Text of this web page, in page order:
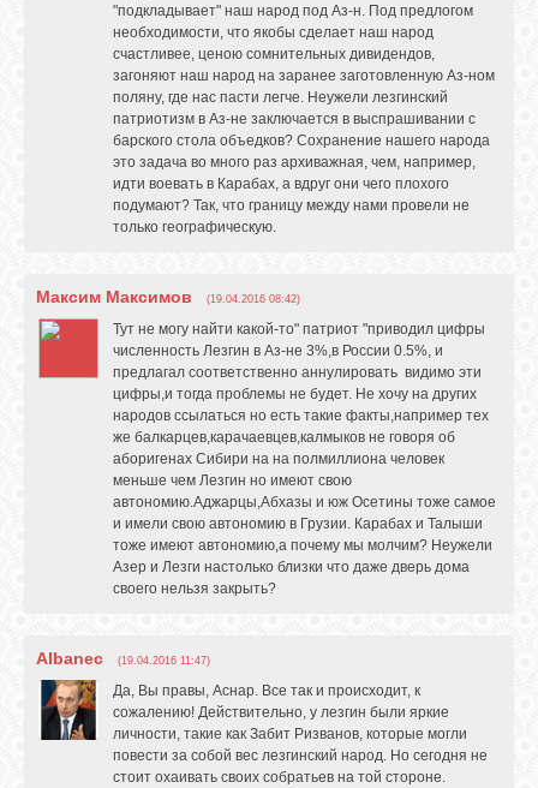
"подкладывает" наш народ под Аз-н. Под предлогом
необходимости, что якобы сделает наш народ
счастливее, ценою сомнительных дивидендов,
загоняют наш народ на заранее заготовленную Аз-ном
поляну, где нас пасти легче. Неужели лезгинский
патриотизм в Аз-не заключается в выспрашивании с
барского стола объедков? Сохранение нашего народа
это задача во много раз архиважная, чем, например,
идти воевать в Карабах, а вдруг они чего плохого
подумают? Так, что границу между нами провели не
только географическую.
Максим Максимов (19.04.2016 08:42)
Тут не могу найти какой-то" патриот "приводил цифры
численность Лезгин в Аз-не 3%,в России 0.5%, и
предлагал соответственно аннулировать видимо эти
цифры,и тогда проблемы не будет. Не хочу на других
народов ссылаться но есть такие факты,например тех
же балкарцев,карачаевцев,калмыков не говоря об
аборигенах Сибири на на полмиллиона человек
меньше чем Лезгин но имеют свою
автономию.Аджарцы,Абхазы и юж Осетины тоже самое
и имели свою автономию в Грузии. Карабах и Талыши
тоже имеют автономию,а почему мы молчим? Неужели
Азер и Лезги настолько близки что даже дверь дома
своего нельзя закрыть?
Albanec (19.04.2016 11:47)
Да, Вы правы, Аснар. Все так и происходит, к
сожалению! Действительно, у лезгин были яркие
личности, такие как Забит Ризванов, которые могли
повести за собой вес лезгинский народ. Но сегодня не
стоит охаивать своих собратьев на той стороне.